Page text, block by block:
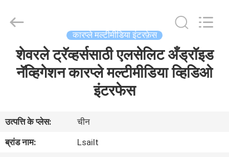
वीडियो
Electron
Co.,Ltd.
Reserved.
कारप्ले मल्टीमीडिया इंटरफ़ेस
शेवरले ट्रॅव्हर्ससाठी एलसेलिट अँड्रॉइड
नॅव्हिगेशन कारप्ले मल्टीमीडिया व्हिडिओ
इंटरफेस
उत्पत्ति के प्लेस:
चीन
ब्रांड नाम:
Lsailt